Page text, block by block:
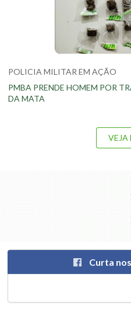
POLICIA MILITAR EM AÇÃO
PMBA PRENDE HOMEM POR
DA MATA
VEJA
Curta